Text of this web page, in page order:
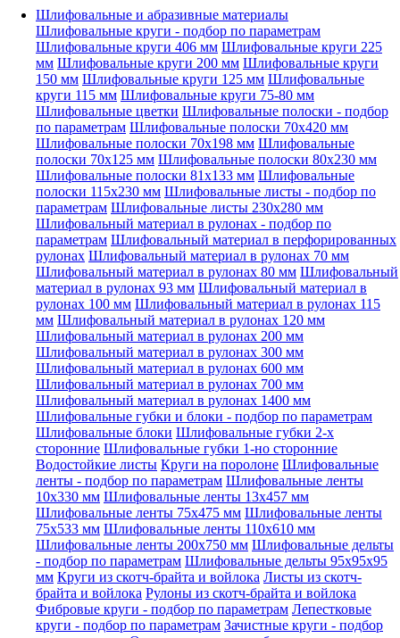
Шлифовальные и абразивные материалы
Шлифовальные круги - подбор по параметрам
Шлифовальные круги 406 мм Шлифовальные круги 225
мм Шлифовальные круги 200 мм Шлифовальные круги
150 мм Шлифовальные круги 125 мм Шлифовальные
круги 115 мм Шлифовальные круги 75-80 мм
Шлифовальные цветки Шлифовальные полоски - подбор
по параметрам Шлифовальные полоски 70x420 мм
Шлифовальные полоски 70x198 мм Шлифовальные
полоски 70x125 мм Шлифовальные полоски 80x230 мм
Шлифовальные полоски 81x133 мм Шлифовальные
полоски 115x230 мм Шлифовальные листы - подбор по
параметрам Шлифовальные листы 230x280 мм
Шлифовальный материал в рулонах - подбор по
параметрам Шлифовальный материал в перфорированных
рулонах Шлифовальный материал в рулонах 70 мм
Шлифовальный материал в рулонах 80 мм Шлифовальный
материал в рулонах 93 мм Шлифовальный материал в
рулонах 100 мм Шлифовальный материал в рулонах 115
мм Шлифовальный материал в рулонах 120 мм
Шлифовальный материал в рулонах 200 мм
Шлифовальный материал в рулонах 300 мм
Шлифовальный материал в рулонах 600 мм
Шлифовальный материал в рулонах 700 мм
Шлифовальный материал в рулонах 1400 мм
Шлифовальные губки и блоки - подбор по параметрам
Шлифовальные блоки Шлифовальные губки 2-х
сторонние Шлифовальные губки 1-но сторонние
Водостойкие листы Круги на поролоне Шлифовальные
ленты - подбор по параметрам Шлифовальные ленты
10x330 мм Шлифовальные ленты 13x457 мм
Шлифовальные ленты 75x475 мм Шлифовальные ленты
75x533 мм Шлифовальные ленты 110x610 мм
Шлифовальные ленты 200x750 мм Шлифовальные дельты
- подбор по параметрам Шлифовальные дельты 95x95x95
мм Круги из скотч-брайта и войлока Листы из скотч-
брайта и войлока Рулоны из скотч-брайта и войлока
Фибровые круги - подбор по параметрам Лепестковые
круги - подбор по параметрам Зачистные круги - подбор